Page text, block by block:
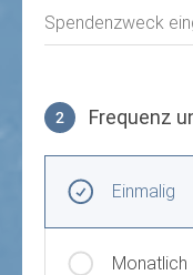
Spendenzweck
2 Frequenz
Einmalig
Monatlich